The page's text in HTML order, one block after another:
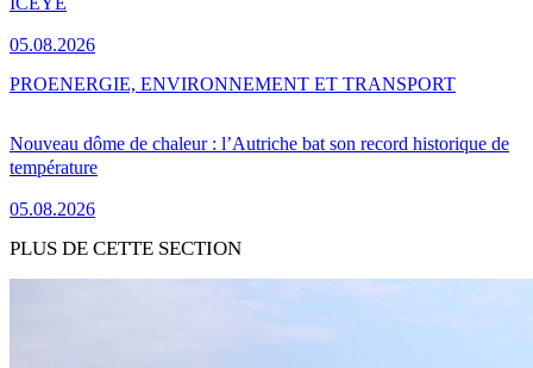
05.08.2026
Nouveau dôme de chaleur : l’Autriche bat son record historique de
température
05.08.2026
PROENERGIE, ENVIRONNEMENT ET TRANSPORT
PLUS DE CETTE SECTION